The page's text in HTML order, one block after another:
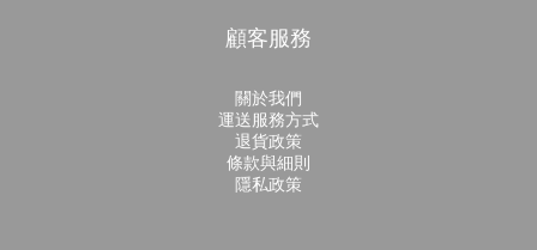
顧客服務
關於我們
運送服務方式
退貨政策
條款與細則
隱私政策